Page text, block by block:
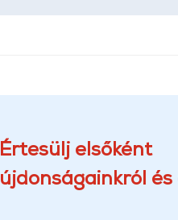
Értesülj elsőként
újdonságainkról és